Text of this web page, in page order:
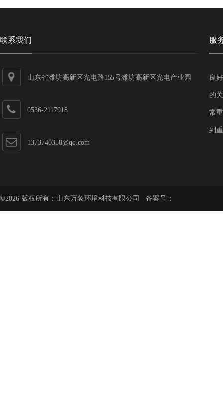
联系我们
山东省潍坊高新区光电路155号潍坊高新区光电产业园
0536-2117918
1373740358@qq.com
服
良
的
常
到
©2026 版权所有：山东万象环境科技有限公司 备案号：